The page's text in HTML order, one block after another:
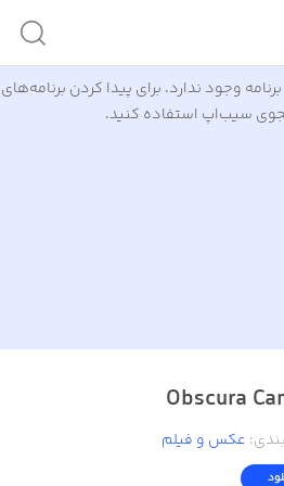
وجود ندارد. برای پیدا کردن برنامه‌های
سیب‌اپ استفاده کنید.
Obscura
: عکس و فیلم